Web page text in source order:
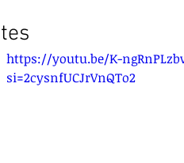
https://youtu.be/K-
si=2cysnfUCJrVnQTo2